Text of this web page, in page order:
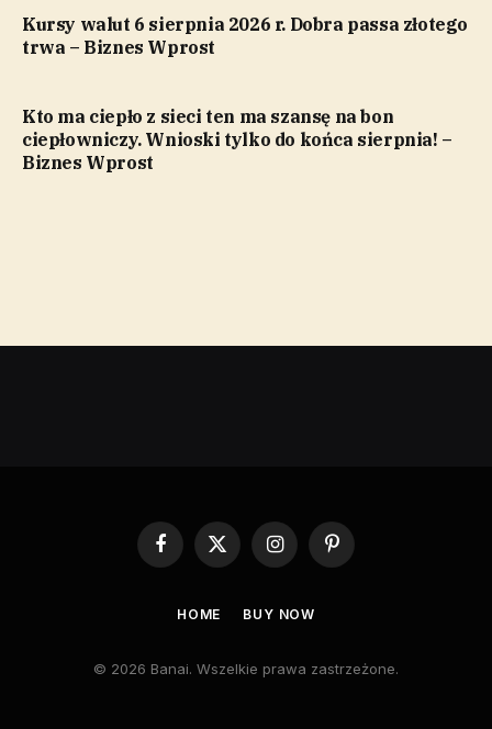
Kursy walut 6 sierpnia 2026 r. Dobra passa złotego
trwa – Biznes Wprost
Kto ma ciepło z sieci ten ma szansę na bon
ciepłowniczy. Wnioski tylko do końca sierpnia! –
Biznes Wprost
Facebook
X
InstagramPinterest
HOME BUY NOW
© 2026 Banai. Wszelkie prawa zastrzeżone.